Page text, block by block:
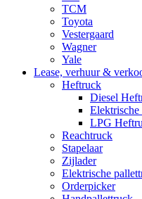
TCM
Toyota
Vestergaard
Wagner
Yale
Lease, verhuur &
Heftruck
Diesel
LPG
Reachtruck
Stapelaar
Zijlader
Elektrische
Orderpicker